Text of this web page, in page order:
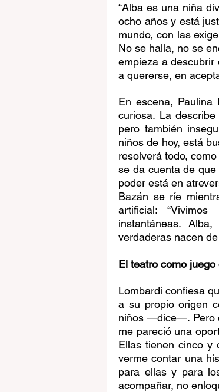
“Alba es una niña
ocho años y está
mundo, con las
No se halla, no se
empieza a descubrir
a quererse, en
En escena,
curiosa. La
pero también
niños de hoy, está
resolverá todo,
se da cuenta de
poder está en
Bazán se ríe
artificial:
instantáneas.
verdaderas nacen
El teatro como
Lombardi confiesa
a su propio origen
niños —dice—. Pero
me pareció una
Ellas tienen cinco y
verme contar una
para ellas y para
acompañar, no